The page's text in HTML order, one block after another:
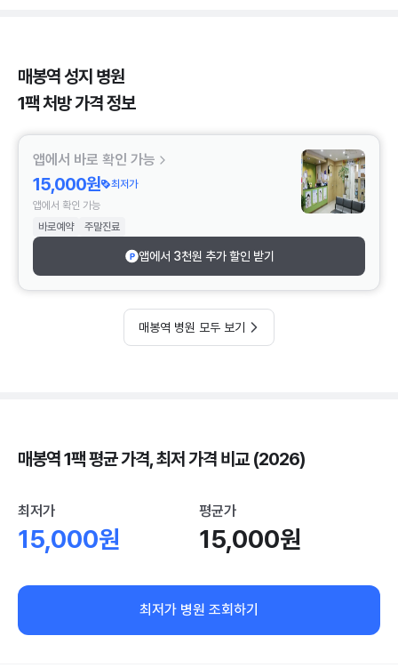
매봉역 성지 병원
1팩 처방 가격 정보
앱에서 바로 확인 가능
15,000원
최저가
앱에서 확인 가능
바로예약
주말진료
앱에서 3천원 추가 할인 받기
매봉역 병원 모두 보기
매봉역 1팩 평균 가격, 최저 가격 비교 (2026)
최저가
15,000원
평균가
15,000원
최저가 병원 조회하기